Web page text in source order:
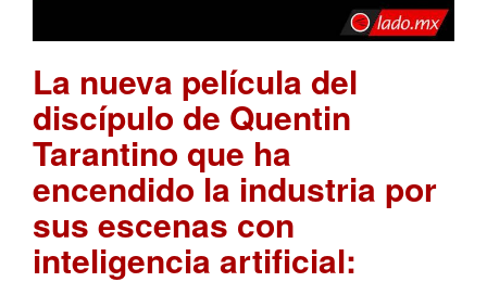
La nueva película del
discípulo de Quentin
Tarantino que ha
encendido la industria por
sus escenas con
inteligencia artificial: